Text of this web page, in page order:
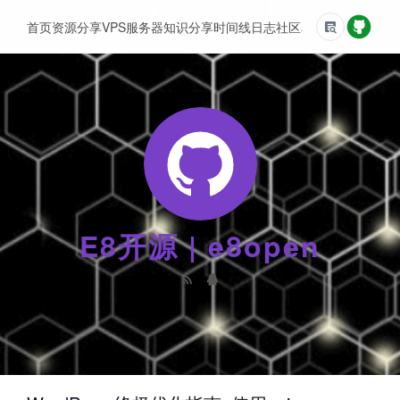
E8开源 | e8open
首页资源分享VPS服务器知识分享时间线日志社区友情链接